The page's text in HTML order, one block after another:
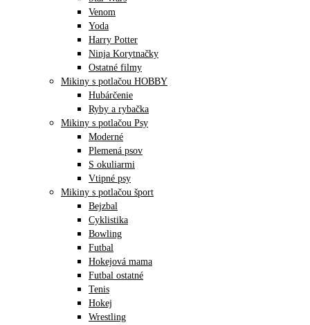
Venom
Yoda
Harry Potter
Ninja Korytnačky
Ostatné filmy
Mikiny s potlačou HOBBY
Hubárčenie
Ryby a rybačka
Mikiny s potlačou Psy
Moderné
Plemená psov
S okuliarmi
Vtipné psy
Mikiny s potlačou šport
Bejzbal
Cyklistika
Bowling
Futbal
Hokejová mama
Futbal ostatné
Tenis
Hokej
Wrestling